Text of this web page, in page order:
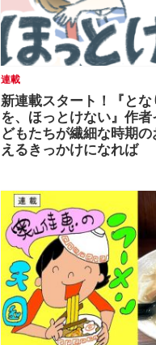
連載
新連載スタート！『と
を、ほっとけない』作
どもたちが繊細な時期
えるきっかけになれば